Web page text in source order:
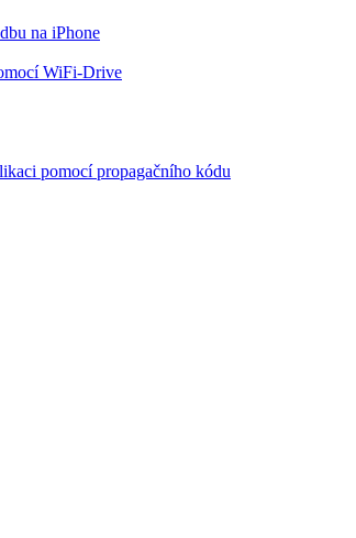
na iPhone
WiFi-Drive
pomocí propagačního kódu